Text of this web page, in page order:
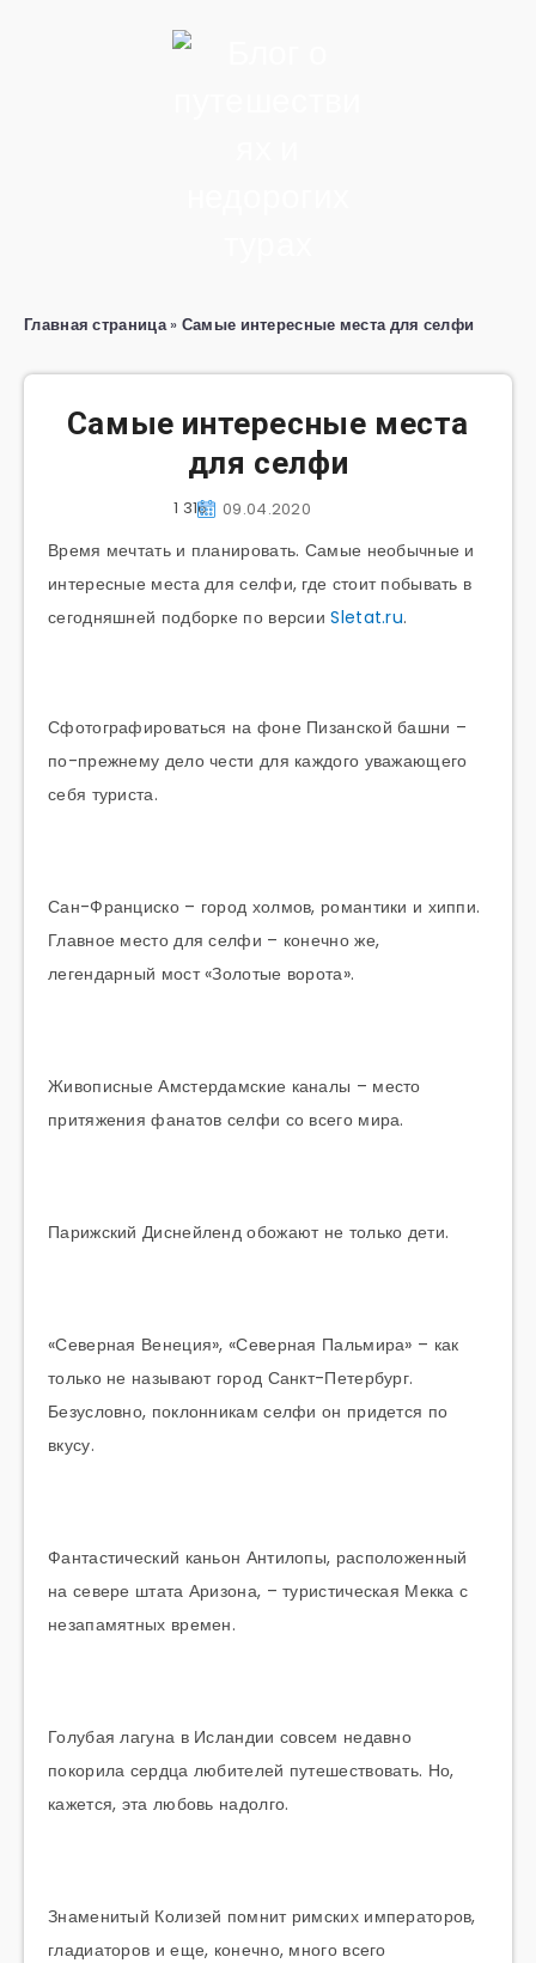
Главная страница» Самые интересные места для селфи
Самые интересные места
для селфи
09.04.2020
1 316
Время мечтать и планировать. Самые необычные и
интересные места для селфи, где стоит побывать в
сегодняшней подборке по версииSletat.ru.
Сфотографироваться на фоне Пизанской башни –
по-прежнему дело чести для каждого уважающего
себя туриста.
Сан-Франциско – город холмов, романтики и хиппи.
Главное место для селфи – конечно же,
легендарный мост «Золотые ворота».
Живописные Амстердамские каналы – место
притяжения фанатов селфи со всего мира.
Парижский Диснейленд обожают не только дети.
«Северная Венеция», «Северная Пальмира» – как
только не называют город Санкт-Петербург.
Безусловно, поклонникам селфи он придется по
вкусу.
Фантастический каньон Антилопы, расположенный
на севере штата Аризона, – туристическая Мекка с
незапамятных времен.
Голубая лагуна в Исландии совсем недавно
покорила сердца любителей путешествовать. Но,
кажется, эта любовь надолго.
Знаменитый Колизей помнит римских императоров,
гладиаторов и еще, конечно, много всего